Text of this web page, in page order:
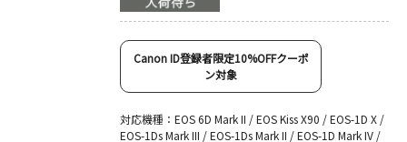
Canon ID登録者限定10%OFFクーポ
ン対象
対応機種：EOS 6D Mark II / EOS Kiss X90 / EOS-1D X /
EOS-1Ds Mark III / EOS-1Ds Mark II / EOS-1D Mark IV /